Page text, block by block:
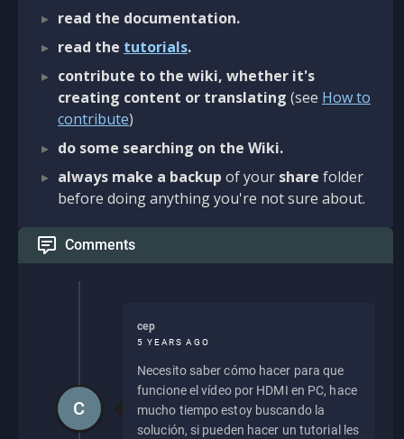
read the documentation.
read the tutorials.
contribute to the wiki, whether it's
creating content or translating (see How to
contribute)
do some searching on the Wiki.
always make a backup of your share folder
before doing anything you're not sure about.
Comments
cep
5 YEARS AGO
Necesito saber cómo hacer para que
funcione el vídeo por HDMI en PC, hace
mucho tiempo estoy buscando la
solución, si pueden hacer un tutorial les
C